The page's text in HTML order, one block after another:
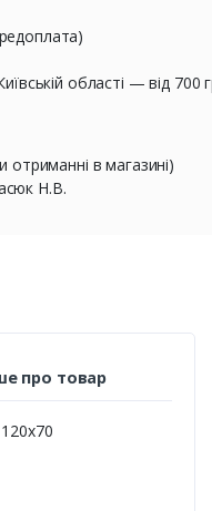
області — від 700
отриманні в магазині)
Н.В.
про товар